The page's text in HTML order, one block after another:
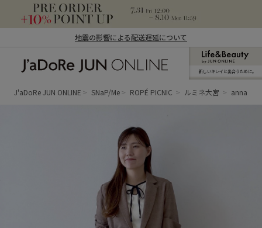
地震の影響による配送遅延について
ン オンライン）
新しいキレイと出合うために。
J'aDoRe JUN ONLINE SNaP/Me ROPÉ PICNIC ルミネ大宮 anna